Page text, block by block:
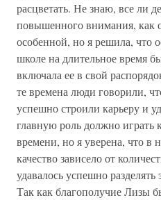
расцветать. Не знаю, все ли
повышенного внимания, как
особенной, но я решила, что
школе на длительное время
включала ее в свой
те времена люди говорили,
успешно строили карьеру и
главную роль должно играть
времени, но я уверена, что в
качество зависело от
удавалось успешно
Так как благополучие Лизы